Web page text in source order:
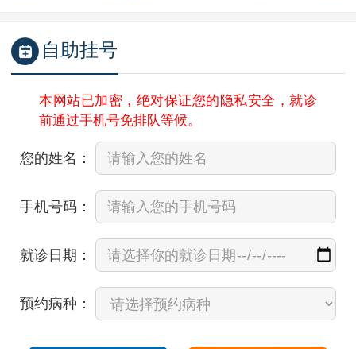
自助挂号
本网站已加密，绝对保证您的隐私安全，就诊
前通过手机号免排队等候。
您的姓名：
手机号码：
就诊日期：
预约病种：